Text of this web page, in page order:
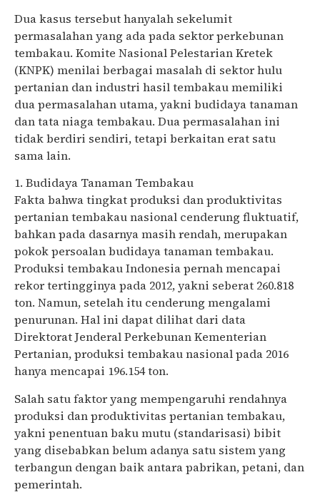
Dua kasus tersebut hanyalah sekelumit
permasalahan yang ada pada sektor perkebunan
tembakau. Komite Nasional Pelestarian Kretek
(KNPK) menilai berbagai masalah di sektor hulu
pertanian dan industri hasil tembakau memiliki
dua permasalahan utama, yakni budidaya tanaman
dan tata niaga tembakau. Dua permasalahan ini
tidak berdiri sendiri, tetapi berkaitan erat satu
sama lain.
1. Budidaya Tanaman Tembakau
Fakta bahwa tingkat produksi dan produktivitas
pertanian tembakau nasional cenderung fluktuatif,
bahkan pada dasarnya masih rendah, merupakan
pokok persoalan budidaya tanaman tembakau.
Produksi tembakau Indonesia pernah mencapai
rekor tertingginya pada 2012, yakni seberat 260.818
ton. Namun, setelah itu cenderung mengalami
penurunan. Hal ini dapat dilihat dari data
Direktorat Jenderal Perkebunan Kementerian
Pertanian, produksi tembakau nasional pada 2016
hanya mencapai 196.154 ton.
Salah satu faktor yang mempengaruhi rendahnya
produksi dan produktivitas pertanian tembakau,
yakni penentuan baku mutu (standarisasi) bibit
yang disebabkan belum adanya satu sistem yang
terbangun dengan baik antara pabrikan, petani, dan
pemerintah.